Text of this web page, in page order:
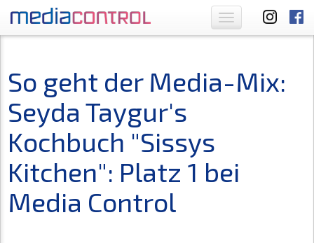
Toggle
navigation
So geht der Media-Mix:
Seyda Taygur's
Kochbuch "Sissys
Kitchen": Platz 1 bei
Media Control